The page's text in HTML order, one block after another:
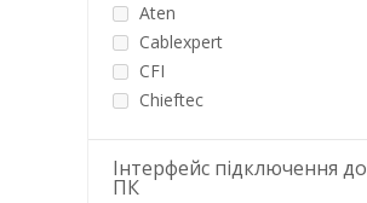
Aten
Cablexpert
CFI
Chieftec
Delock
Dynamode
Інтерфейс підключення до
ПК